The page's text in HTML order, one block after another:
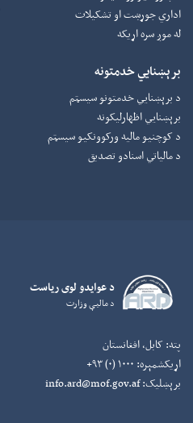
اداري جوړښت او تشکیلات
له موږ سره اړیکه
برېښنایي خدمتونه
د برېښنايي خدمتونو سیسټم
برېښنايي اظهارلیکونه
د کوچنیو مالیه ورکوونکيو سیسټم
د مالیاتي اسنادو تصدیق
د عوايدو لوی رياست
د ماليې وزارت
پته:کابل، افغانستان
اړیکشمېره:
برېښلیک:info.ard@mof.gov.af